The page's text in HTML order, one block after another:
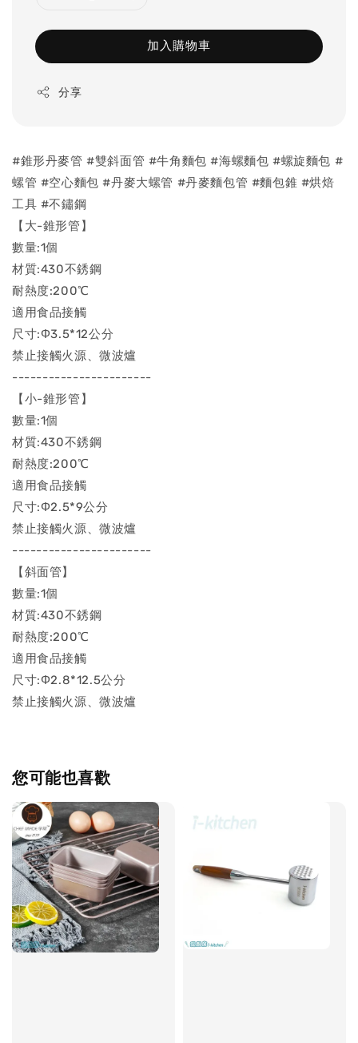
加入購物車
分享
#錐形丹麥管 #雙斜面管 #牛角麵包 #海螺麵包 #螺旋麵包 #
螺管 #空心麵包 #丹麥大螺管 #丹麥麵包管 #麵包錐 #烘焙
工具 #不鏽鋼
【大-錐形管】
數量:1個
材質:430不銹鋼
耐熱度:200℃
適用食品接觸
尺寸:Φ3.5*12公分
禁止接觸火源、微波爐
-----------------------
【小-錐形管】
數量:1個
材質:430不銹鋼
耐熱度:200℃
適用食品接觸
尺寸:Φ2.5*9公分
禁止接觸火源、微波爐
-----------------------
【斜面管】
數量:1個
材質:430不銹鋼
耐熱度:200℃
適用食品接觸
尺寸:Φ2.8*12.5公分
禁止接觸火源、微波爐
您可能也喜歡